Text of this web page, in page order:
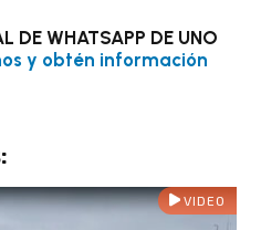
DE WHATSAPP DE UNO
y obtén información
VIDEO